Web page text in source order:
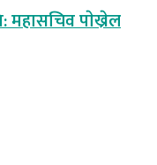
महासचिव पाेख्रेल